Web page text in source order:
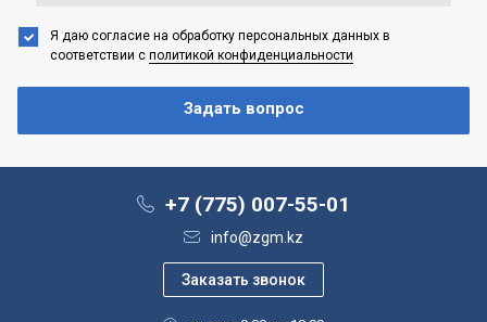
Я даю согласие на обработку персональных данных в
соответствии с политикой конфиденциальности
+7 (775) 007-55-01
info@zgm.kz